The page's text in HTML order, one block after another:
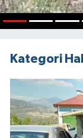
Kategori